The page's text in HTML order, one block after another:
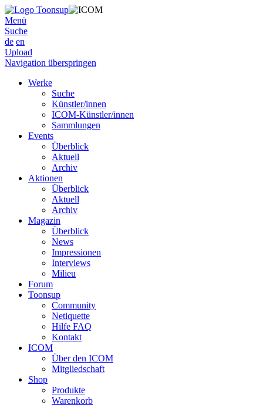
Menü
Suche
de en
Upload
Navigation überspringen
Werke
Suche
Künstler/innen
ICOM-Künstler/innen
Sammlungen
Events
Überblick
Aktuell
Archiv
Aktionen
Überblick
Aktuell
Archiv
Magazin
Überblick
News
Impressionen
Interviews
Milieu
Forum
Toonsup
Community
Netiquette
Hilfe FAQ
Kontakt
ICOM
Über den ICOM
Mitgliedschaft
Shop
Produkte
Warenkorb